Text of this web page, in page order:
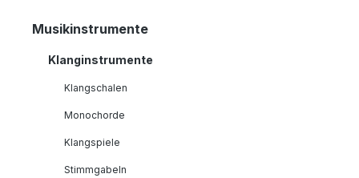
Musikinstrumente
Klanginstrumente
Klangschalen
Monochorde
Klangspiele
Stimmgabeln